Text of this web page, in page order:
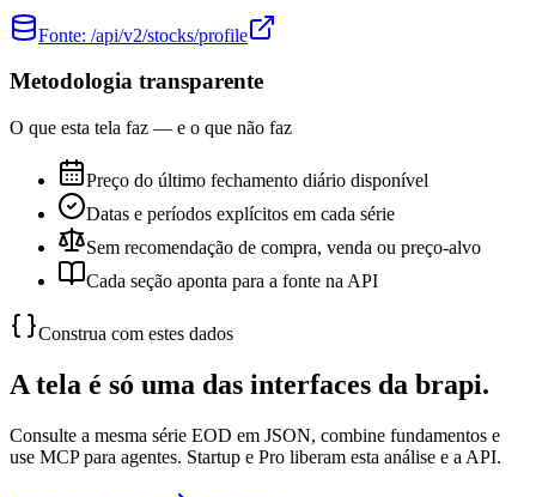
Fonte: /api/v2/stocks/profile
Metodologia transparente
O que esta tela faz — e o que não faz
Preço do último fechamento diário disponível
Datas e períodos explícitos em cada série
Sem recomendação de compra, venda ou preço-alvo
Cada seção aponta para a fonte na API
Construa com estes dados
A tela é só uma das interfaces da brapi.
Consulte a mesma série EOD em JSON, combine fundamentos e
use MCP para agentes. Startup e Pro liberam esta análise e a API.